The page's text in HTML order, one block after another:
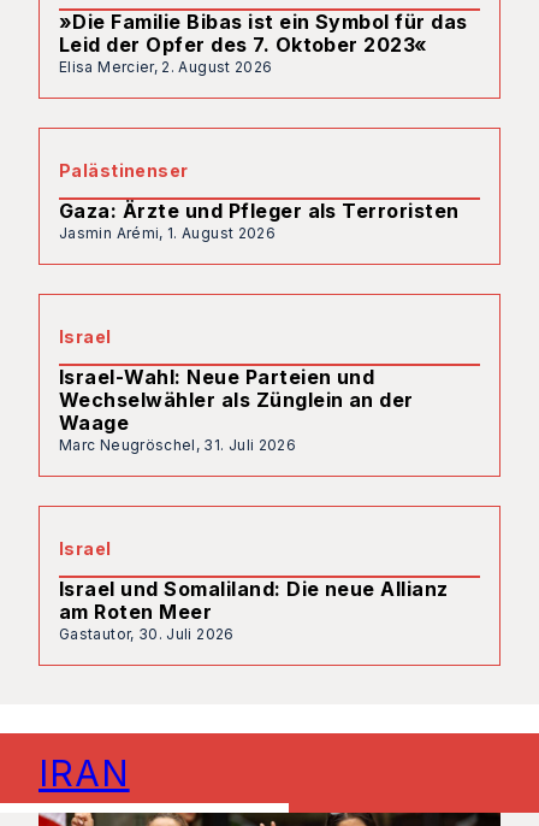
»Die Familie Bibas ist ein Symbol für das
Leid der Opfer des 7. Oktober 2023«
Elisa Mercier, 2. August 2026
Palästinenser
Gaza: Ärzte und Pfleger als Terroristen
Jasmin Arémi, 1. August 2026
Israel
Israel-Wahl: Neue Parteien und
Wechselwähler als Zünglein an der
Waage
Marc Neugröschel, 31. Juli 2026
Israel
Israel und Somaliland: Die neue Allianz
am Roten Meer
Gastautor, 30. Juli 2026
IRAN